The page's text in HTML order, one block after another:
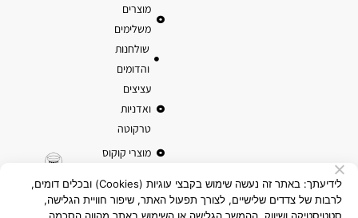
מוצרים
משלימים
שולחנות
והדומים
עציצים
ואדניות
טרקוטה
מוצרי קוקוס
לידיעתך: באתר זה נעשה שימוש בקבצי עוגיות (Cookies) ובכלים דומים,
לרבות של צדדים שלישיים, לצורך תפעול האתר, שיפור חוויית הגלישה,